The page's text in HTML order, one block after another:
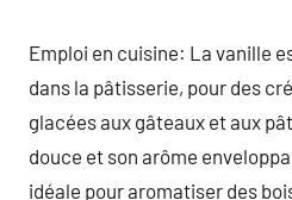
Emploi en cuisine: La vanille
dans la pâtisserie, pour des
glacées aux gâteaux et aux
douce et son arôme
idéale pour aromatiser des